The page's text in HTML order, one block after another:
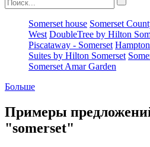
Somerset house Somerset
West DoubleTree by Hilton
Piscataway - Somerset
Suites by Hilton Somerset
Somerset Amar Garden
Больше
Примеры
"somerset"